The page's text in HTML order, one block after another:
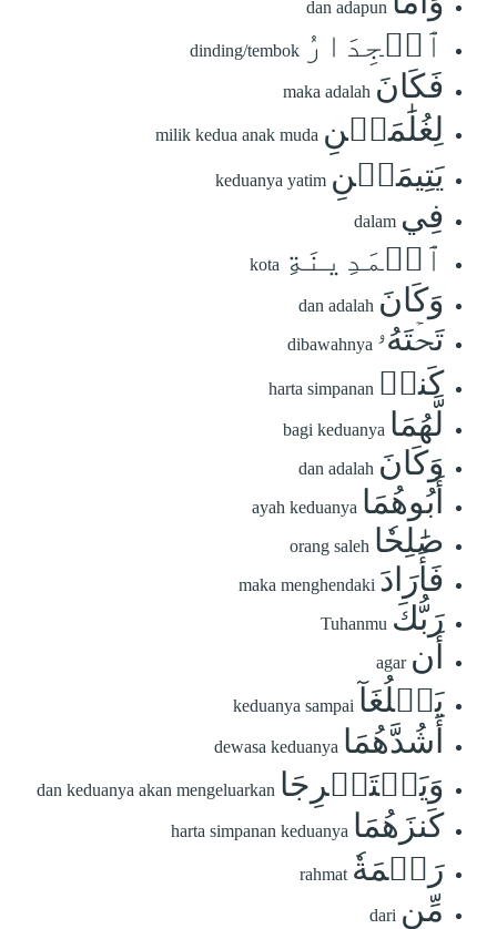
dan adapun
ٱلۡجِدَارُ dinding/tembok
فَكَانَ maka adalah
لِغُلَٰمَيۡنِ milik kedua anak muda
يَتِيمَيۡنِ keduanya yatim
فِي dalam
ٱلۡمَدِينَةِ kota
وَكَانَ dan adalah
تَحۡتَهُۥ dibawahnya
كَنزٞ harta simpanan
لَّهُمَا bagi keduanya
وَكَانَ dan adalah
أَبُوهُمَا ayah keduanya
صَٰلِحٗا orang saleh
فَأَرَادَ maka menghendaki
رَبُّكَ Tuhanmu
أَن agar
يَبۡلُغَآ keduanya sampai
أَشُدَّهُمَا dewasa keduanya
وَيَسۡتَخۡرِجَا dan keduanya akan mengeluarkan
كَنزَهُمَا harta simpanan keduanya
رَحۡمَةٗ rahmat
مِّن dari